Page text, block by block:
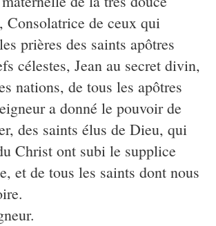
Consolatrice de ceux qui
prières des saints apôtres
célestes, Jean au secret divin,
nations, de tous les apôtres
a donné le pouvoir de
des saints élus de Dieu, qui
Christ ont subi le supplice
et de tous les saints dont nous